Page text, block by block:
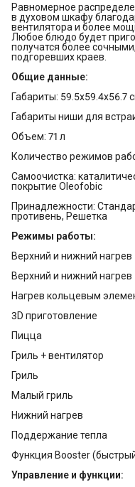
Равномерное
в духовом шкафу
вентилятора и более
Любое блюдо будет
получатся более
подгоревших краев.
Общие данные:
Габариты: 59.5x59.4x56.7
Габариты ниши для
Объем: 71 л
Количество режимов
Самоочистка:
покрытие Oleofobic
Принадлежности:
противень, Решетка
Режимы работы:
Верхний и нижний нагрев
Верхний и нижний нагрев
Нагрев кольцевым
3D приготовление
Пицца
Гриль + вентилятор
Гриль
Малый гриль
Нижний нагрев
Поддержание тепла
Функция Booster
Управление и функции: